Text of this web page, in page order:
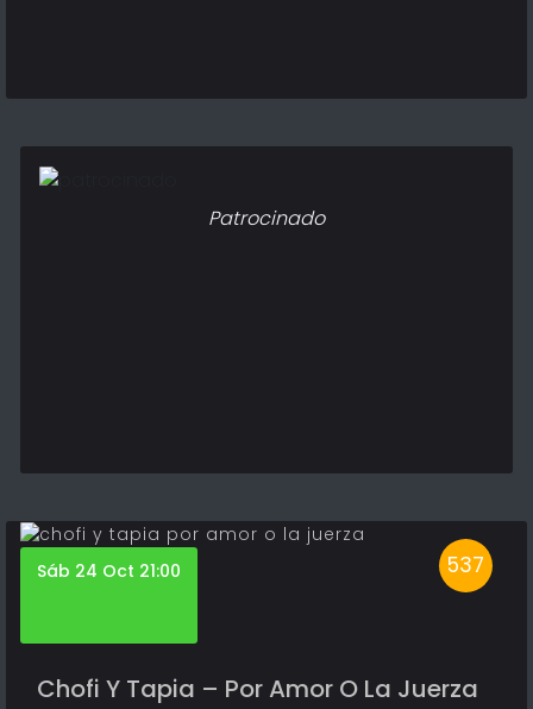
Patrocinado
537
Sáb 24 Oct 21:00
Chofi Y Tapia – Por Amor O La Juerza